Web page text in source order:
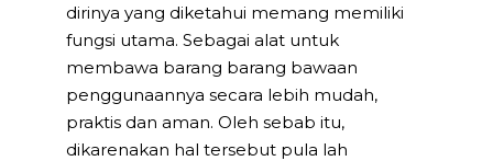
dirinya yang diketahui memang memiliki
fungsi utama. Sebagai alat untuk
membawa barang barang bawaan
penggunaannya secara lebih mudah,
praktis dan aman. Oleh sebab itu,
dikarenakan hal tersebut pula lah